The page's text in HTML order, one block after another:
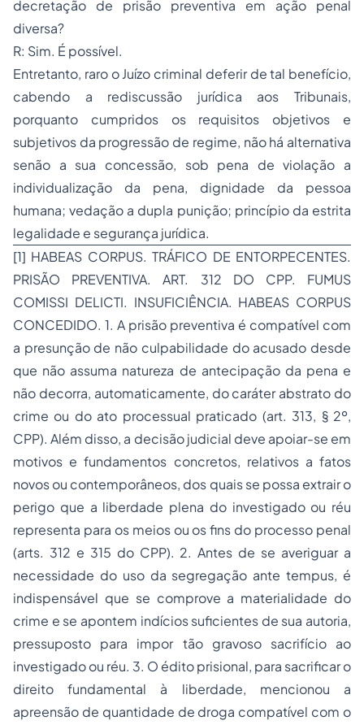
decretação de prisão preventiva em ação penal
diversa?
R: Sim. É possível.
Entretanto, raro o Juízo criminal deferir de tal benefício,
cabendo a rediscussão jurídica aos Tribunais,
porquanto cumpridos os requisitos objetivos e
subjetivos da progressão de regime, não há alternativa
senão a sua concessão, sob pena de violação a
individualização da pena, dignidade da pessoa
humana; vedação a dupla punição; princípio da estrita
legalidade e segurança jurídica.
[1] HABEAS CORPUS. TRÁFICO DE ENTORPECENTES.
PRISÃO PREVENTIVA. ART. 312 DO CPP. FUMUS
COMISSI DELICTI. INSUFICIÊNCIA. HABEAS CORPUS
CONCEDIDO. 1. A prisão preventiva é compatível com
a presunção de não culpabilidade do acusado desde
que não assuma natureza de antecipação da pena e
não decorra, automaticamente, do caráter abstrato do
crime ou do ato processual praticado (art. 313, § 2º,
CPP). Além disso, a decisão judicial deve apoiar-se em
motivos e fundamentos concretos, relativos a fatos
novos ou contemporâneos, dos quais se possa extrair o
perigo que a liberdade plena do investigado ou réu
representa para os meios ou os fins do processo penal
(arts. 312 e 315 do CPP). 2. Antes de se averiguar a
necessidade do uso da segregação ante tempus, é
indispensável que se comprove a materialidade do
crime e se apontem indícios suficientes de sua autoria,
pressuposto para impor tão gravoso sacrifício ao
investigado ou réu. 3. O édito prisional, para sacrificar o
direito fundamental à liberdade, mencionou a
apreensão de quantidade de droga compatível com o